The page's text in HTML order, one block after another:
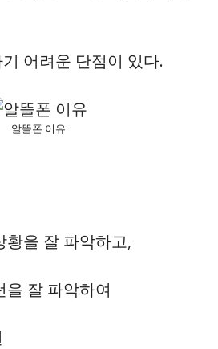
어려운 단점이 있다.
알뜰폰 이유
황을 잘 파악하고,
잘 파악하여